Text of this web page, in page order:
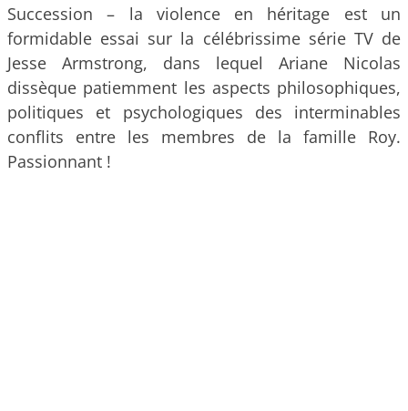
Succession – la violence en héritage est un
formidable essai sur la célébrissime série TV de
Jesse Armstrong, dans lequel Ariane Nicolas
dissèque patiemment les aspects philosophiques,
politiques et psychologiques des interminables
conflits entre les membres de la famille Roy.
Passionnant !